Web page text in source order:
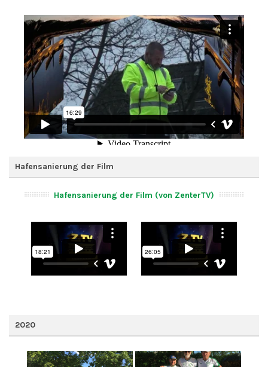
Hafensanierung der Film
Hafensanierung der Film (von ZenterTV)
2020